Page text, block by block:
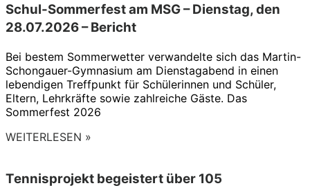
Schul-Sommerfest am MSG – Dienstag, den
28.07.2026 – Bericht
Bei bestem Sommerwetter verwandelte sich das Martin-
Schongauer-Gymnasium am Dienstagabend in einen
lebendigen Treffpunkt für Schülerinnen und Schüler,
Eltern, Lehrkräfte sowie zahlreiche Gäste. Das
Sommerfest 2026
WEITERLESEN »
Tennisprojekt begeistert über 105